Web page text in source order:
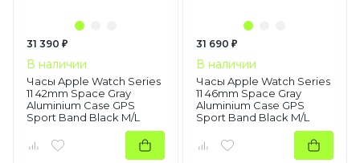
31 390 ₽
В наличии
Часы Apple Watch Series
11 42mm Space Gray
Aluminium Case GPS
Sport Band Black M/L
31 690 ₽
В наличии
Часы Apple Watch Series
11 46mm Space Gray
Aluminium Case GPS
Sport Band Black M/L